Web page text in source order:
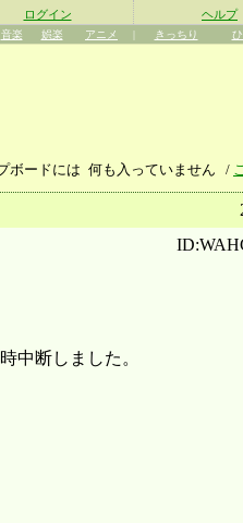
ログイン ヘルプ
音楽 娯楽 アニメ | きっちり
ボードには 何も入っていません /
中断しました。